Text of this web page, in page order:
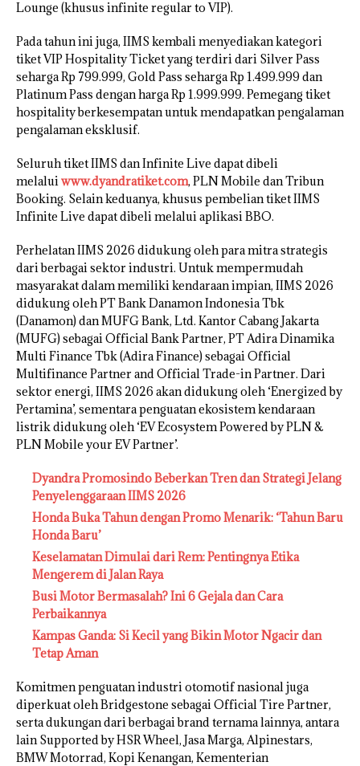
Lounge (khusus infinite regular to VIP).
Pada tahun ini juga, IIMS kembali menyediakan kategori
tiket VIP Hospitality Ticket yang terdiri dari Silver Pass
seharga Rp 799.999, Gold Pass seharga Rp 1.499.999 dan
Platinum Pass dengan harga Rp 1.999.999. Pemegang tiket
hospitality berkesempatan untuk mendapatkan pengalaman
pengalaman eksklusif.
Seluruh tiket IIMS dan Infinite Live dapat dibeli
melalui www.dyandratiket.com, PLN Mobile dan Tribun
Booking. Selain keduanya, khusus pembelian tiket IIMS
Infinite Live dapat dibeli melalui aplikasi BBO.
Perhelatan IIMS 2026 didukung oleh para mitra strategis
dari berbagai sektor industri. Untuk mempermudah
masyarakat dalam memiliki kendaraan impian, IIMS 2026
didukung oleh PT Bank Danamon Indonesia Tbk
(Danamon) dan MUFG Bank, Ltd. Kantor Cabang Jakarta
(MUFG) sebagai Official Bank Partner, PT Adira Dinamika
Multi Finance Tbk (Adira Finance) sebagai Official
Multifinance Partner and Official Trade-in Partner. Dari
sektor energi, IIMS 2026 akan didukung oleh ‘Energized by
Pertamina’, sementara penguatan ekosistem kendaraan
listrik didukung oleh ‘EV Ecosystem Powered by PLN &
PLN Mobile your EV Partner’.
Dyandra Promosindo Beberkan Tren dan Strategi Jelang
Penyelenggaraan IIMS 2026
Honda Buka Tahun dengan Promo Menarik: ‘Tahun Baru
Honda Baru’
Keselamatan Dimulai dari Rem: Pentingnya Etika
Mengerem di Jalan Raya
Busi Motor Bermasalah? Ini 6 Gejala dan Cara
Perbaikannya
Kampas Ganda: Si Kecil yang Bikin Motor Ngacir dan
Tetap Aman
Komitmen penguatan industri otomotif nasional juga
diperkuat oleh Bridgestone sebagai Official Tire Partner,
serta dukungan dari berbagai brand ternama lainnya, antara
lain Supported by HSR Wheel, Jasa Marga, Alpinestars,
BMW Motorrad, Kopi Kenangan, Kementerian